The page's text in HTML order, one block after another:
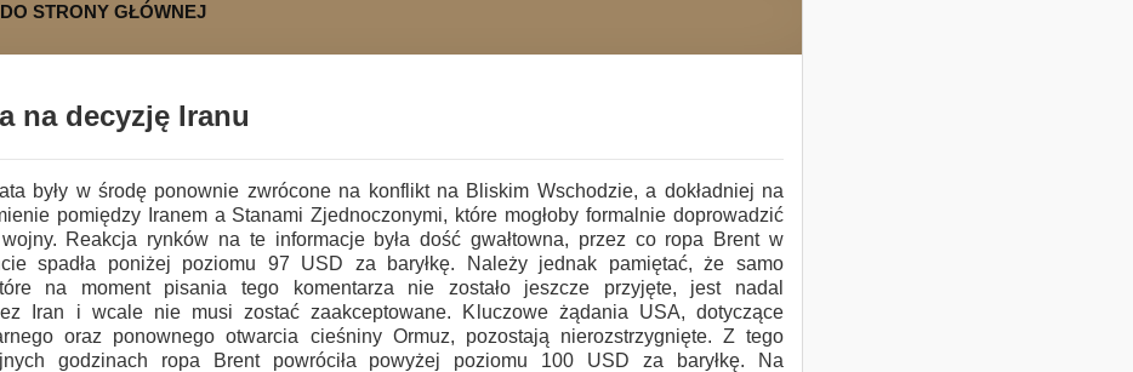
STRONY GŁÓWNEJ
na decyzję Iranu
były w środę ponownie zwrócone na konflikt na Bliskim Wschodzie, a dokładniej na
pomiędzy Iranem a Stanami Zjednoczonymi, które mogłoby formalnie doprowadzić
Reakcja rynków na te informacje była dość gwałtowna, przez co ropa Brent w
spadła poniżej poziomu 97 USD za baryłkę. Należy jednak pamiętać, że samo
na moment pisania tego komentarza nie zostało jeszcze przyjęte, jest nadal
Iran i wcale nie musi zostać zaakceptowane. Kluczowe żądania USA, dotyczące
oraz ponownego otwarcia cieśniny Ormuz, pozostają nierozstrzygnięte. Z tego
godzinach ropa Brent powróciła powyżej poziomu 100 USD za baryłkę. Na